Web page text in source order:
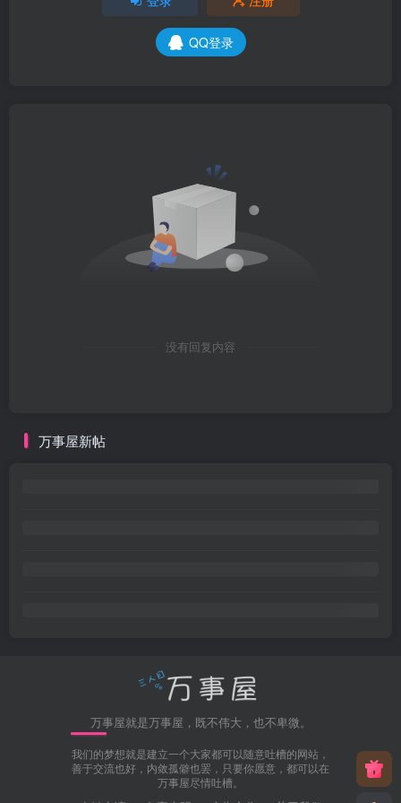
QQ登录
没有回复内容
万事屋新帖
万事屋就是万事屋，既不伟大，也不卑微。
我们的梦想就是建立一个大家都可以随意吐槽的网站，
善于交流也好，内敛孤僻也罢，只要你愿意，都可以在
万事屋尽情吐槽。